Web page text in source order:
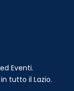
Eventi.
tutto il Lazio.